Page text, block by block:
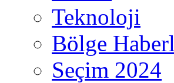
Teknoloji
Bölge
Seçim 2024